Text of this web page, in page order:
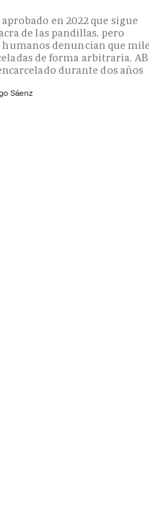
en 2022 que sigue
de las pandillas, pero
denuncian que
de forma arbitraria.
durante dos años
Sáenz